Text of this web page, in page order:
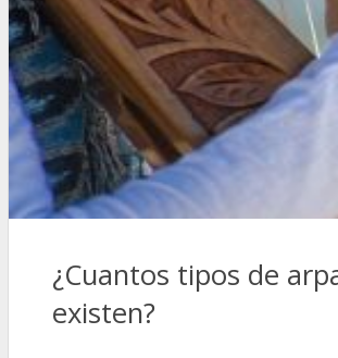
¿Cuantos tipos de
existen?